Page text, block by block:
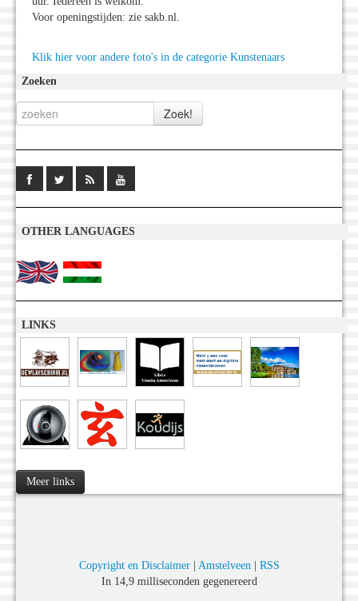
Voor openingstijden: zie sakb.nl.
Klik hier voor andere foto's in de categorie Kunstenaars
Zoeken
OTHER LANGUAGES
LINKS
Meer links
Copyright en Disclaimer| Amstelveen| RSS
In 14,9 milliseconden gegenereerd